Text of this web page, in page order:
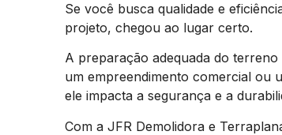
Se você busca qualidade e
projeto, chegou ao lugar certo.
A preparação adequada do
um empreendimento comercial ou
ele impacta a segurança e a
Com a JFR Demolidora e